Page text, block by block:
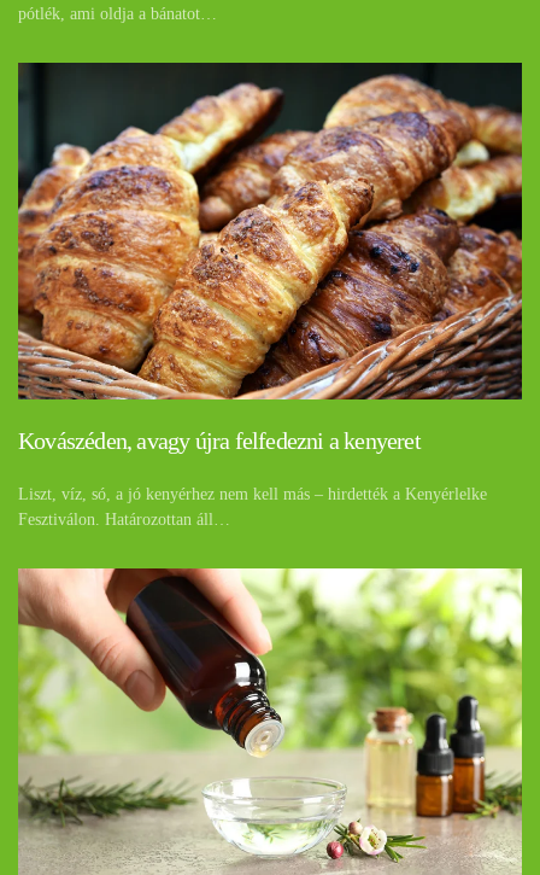
pótlék, ami oldja a bánatot…
Kovászéden, avagy újra felfedezni a kenyeret
Liszt, víz, só, a jó kenyérhez nem kell más – hirdették a Kenyérlelke
Fesztiválon. Határozottan áll…